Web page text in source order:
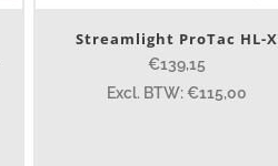
Streamlight ProTac HL-X
€139,15
Excl. BTW: €115,00